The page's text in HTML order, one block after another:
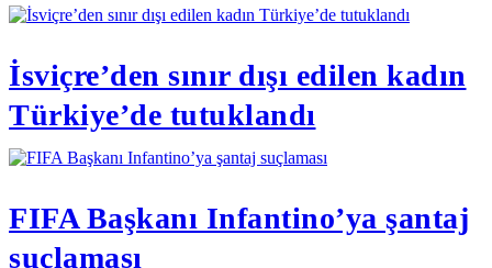
İsviçre’den sınır dışı edilen kadın
Türkiye’de tutuklandı
FIFA Başkanı Infantino’ya şantaj
suçlaması